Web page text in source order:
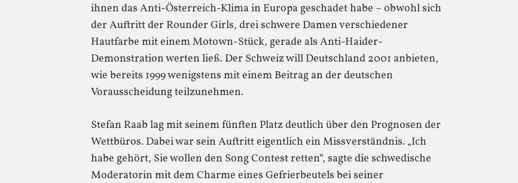
ihnen das Anti-Österreich-Klima in Europa geschadet habe – obwohl sich
der Auftritt der Rounder Girls, drei schwere Damen verschiedener
Hautfarbe mit einem Motown-Stück, gerade als Anti-Haider-
Demonstration werten ließ. Der Schweiz will Deutschland 2001 anbieten,
wie bereits 1999 wenigstens mit einem Beitrag an der deutschen
Vorausscheidung teilzunehmen.
Stefan Raab lag mit seinem fünften Platz deutlich über den Prognosen der
Wettbüros. Dabei war sein Auftritt eigentlich ein Missverständnis. „Ich
habe gehört, Sie wollen den Song Contest retten“, sagte die schwedische
Moderatorin mit dem Charme eines Gefrierbeutels bei seiner